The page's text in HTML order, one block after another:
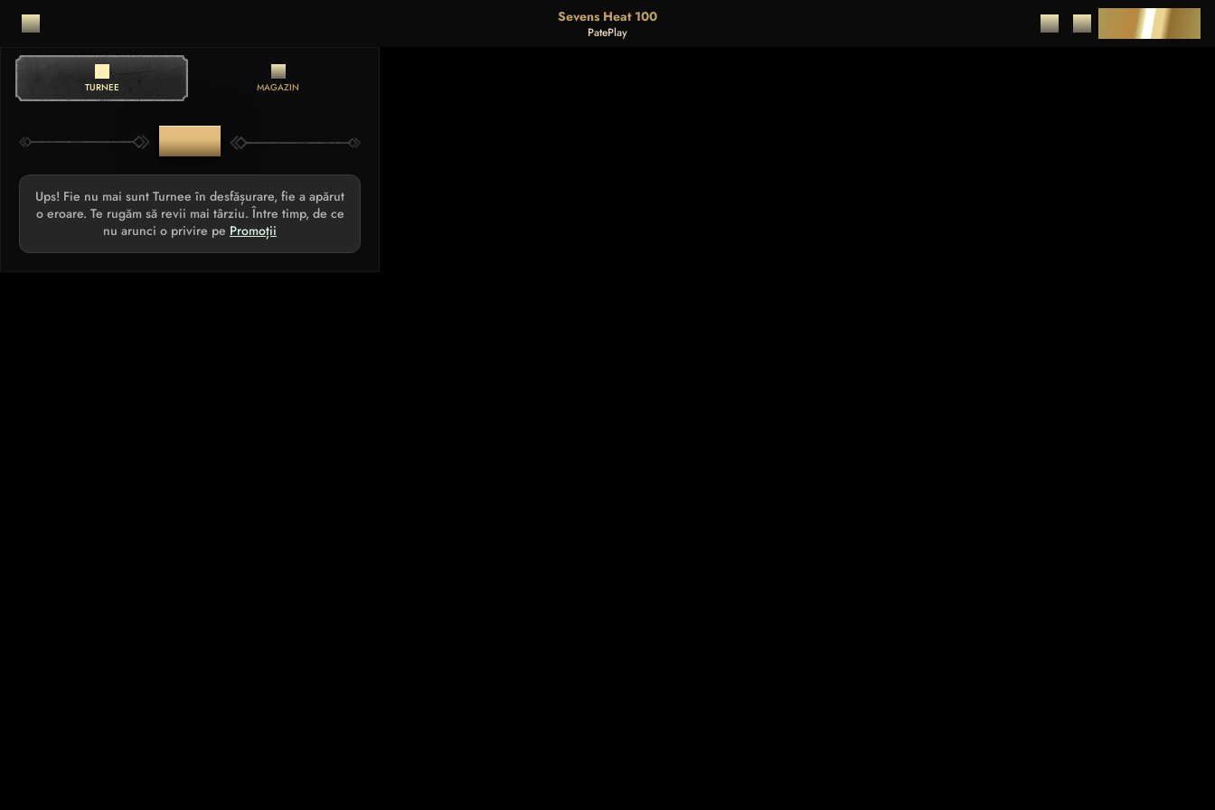
Sevens Heat 100
PatePlay DEPUNERE
TURNEE MAGAZIN
TURNEE
Ups! Fie nu mai sunt Turnee în desfășurare, fie a apărut
o eroare. Te rugăm să revii mai târziu. Între timp, de ce
nu arunci o privire pe Promoții